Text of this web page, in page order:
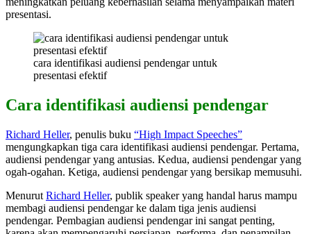
presentasi.
cara identifikasi audiensi pendengar untuk
presentasi efektif
Cara identifikasi audiensi pendengar
Richard Heller, penulis buku “High Impact Speeches”
mengungkapkan tiga cara identifikasi audiensi pendengar. Pertama,
audiensi pendengar yang antusias. Kedua, audiensi pendengar yang
ogah-ogahan. Ketiga, audiensi pendengar yang bersikap memusuhi.
Menurut Richard Heller, publik speaker yang handal harus mampu
membagi audiensi pendengar ke dalam tiga jenis audiensi
pendengar. Pembagian audiensi pendengar ini sangat penting,